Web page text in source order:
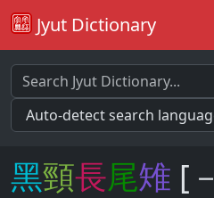
Jyut Dictionary
黑頸長尾雉 [－